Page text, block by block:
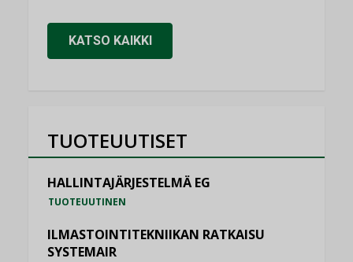
KATSO KAIKKI
TUOTEUUTISET
HALLINTAJÄRJESTELMÄ EG
TUOTEUUTINEN
ILMASTOINTITEKNIIKAN RATKAISU
SYSTEMAIR